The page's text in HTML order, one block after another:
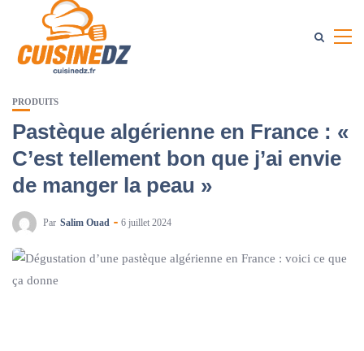
PRODUITS
Pastèque algérienne en France : «
C’est tellement bon que j’ai envie
de manger la peau »
Par Salim Ouad 6 juillet 2024